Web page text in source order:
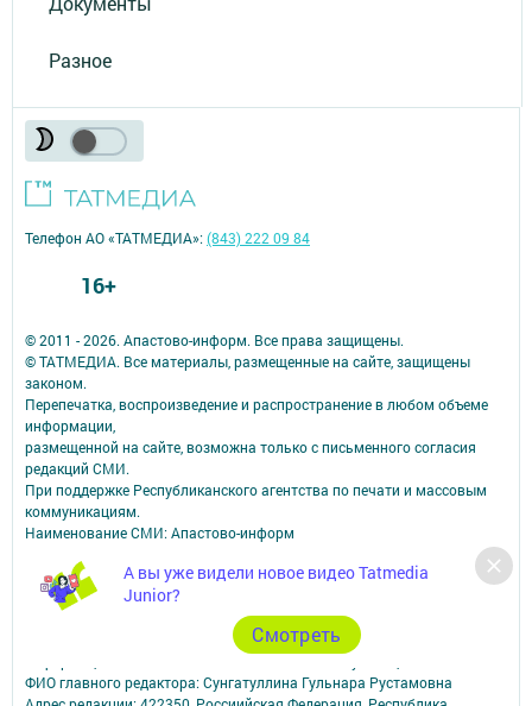
Разное
А вы уже видели новое видео Tatmedia
Junior?
Cмотреть
© 2011 - 2026. Апастово-информ. Все права защищены.
© ТАТМЕДИА. Все материалы, размещенные на сайте, защищены
законом.
Перепечатка, воспроизведение и распространение в любом объеме
информации,
размещенной на сайте, возможна только с письменного согласия
редакций СМИ.
При поддержке Республиканского агентства по печати и массовым
коммуникациям.
Наименование СМИ: Апастово-информ
СМИ зарегистрировано Федеральной службой по надзору в сфере
связи,
информационных технологий и массовых коммуникаций
запись о регистрации СМИ Эл №ФС77-73779 от 12.10.2018
зарегистрировано Федеральной службой по надзору в сфере связи,
ФИО главного редактора: Сунгатуллина Гульнара Рустамовна
Телефон АО «ТАТМЕДИА»:(843) 222 09 84
16+